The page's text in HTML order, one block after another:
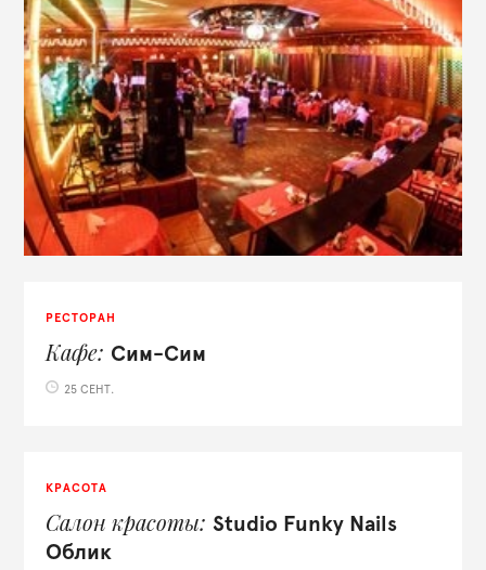
РЕСТОРАН
Кафе Сим-Сим
25 СЕНТ.
КРАСОТА
Салон красоты
Studio Funky Nails
Облик